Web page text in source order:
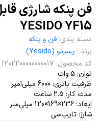
فن پنکه شارژی
YESIDO YF15
دسته بندی: فن و پنکه
برند : یسیدو (Yesido)
کد محصول:
1202200000000017
توان: 5 وات
ظرفیت باتری: 6000 میلی‌آمپر
مدت کار: 2.5 ساعت
ابعاد: 236×169×120 میلی‌متر
شارژ: تایپ‌سی